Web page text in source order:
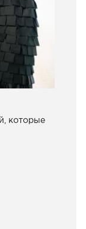
которые